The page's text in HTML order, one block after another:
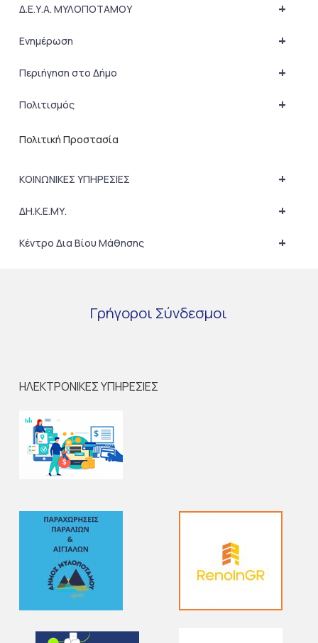
+
Δ.Ε.Υ.Α. ΜΥΛΟΠΟΤΑΜΟΥ
+
Ενημέρωση
+
Περιήγηση στο Δήμο
+
Πολιτισμός
Πολιτική Προστασία
+
ΚΟΙΝΩΝΙΚΕΣ ΥΠΗΡΕΣΙΕΣ
+
ΔΗ.Κ.Ε.ΜΥ.
+
Κέντρο Δια Βίου Μάθησης
Γρήγοροι Σύνδεσμοι
ΗΛΕΚΤΡΟΝΙΚΕΣ ΥΠΗΡΕΣΙΕΣ